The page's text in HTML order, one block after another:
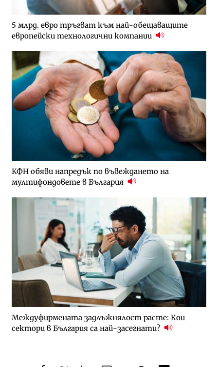
5 млрд. евро тръгват към най-обещаващите
европейски технологични компании
КФН обяви напредък по въвеждането на
мултифондовете в България
Междуфирмената задлъжнялост расте: Кои
сектори в България са най-засегнати?